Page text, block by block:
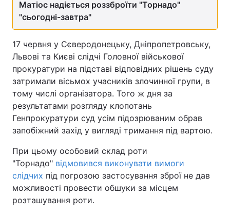
Матіос надіється роззброїти "Торнадо"
"сьогодні-завтра"
17 червня у Сєверодонецьку, Дніпропетровську,
Львові та Києві слідчі Головної військової
прокуратури на підставі відповідних рішень суду
затримали вісьмох учасників злочинної групи, в
тому числі організатора. Того ж дня за
результатами розгляду клопотань
Генпрокуратури суд усім підозрюваним обрав
запобіжний захід у вигляді тримання під вартою.
При цьому особовий склад роти
"Торнадо" відмовився виконувати вимоги
слідчих під погрозою застосування зброї не дав
можливості провести обшуки за місцем
розташування роти.